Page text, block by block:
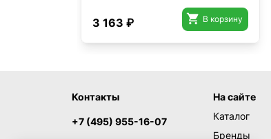
3 163 ₽  В корзину
Контакты
+7 (495) 955-16-07
На сайте
Каталог
Бренды